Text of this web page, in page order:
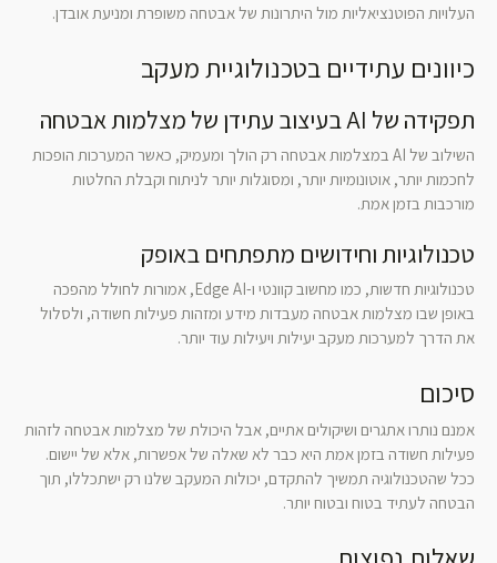
העלויות הפוטנציאליות מול היתרונות של אבטחה משופרת ומניעת אובדן.
כיוונים עתידיים בטכנולוגיית מעקב
תפקידה של AI בעיצוב עתידן של מצלמות אבטחה
השילוב של AI במצלמות אבטחה רק הולך ומעמיק, כאשר המערכות הופכות
לחכמות יותר, אוטונומיות יותר, ומסוגלות יותר לניתוח וקבלת החלטות
מורכבות בזמן אמת.
טכנולוגיות וחידושים מתפתחים באופק
טכנולוגיות חדשות, כמו מחשוב קוונטי ו-Edge AI, אמורות לחולל מהפכה
באופן שבו מצלמות אבטחה מעבדות מידע ומזהות פעילות חשודה, ולסלול
את הדרך למערכות מעקב יעילות ויעילות עוד יותר.
סיכום
אמנם נותרו אתגרים ושיקולים אתיים, אבל היכולת של מצלמות אבטחה לזהות
פעילות חשודה בזמן אמת היא כבר לא שאלה של אפשרות, אלא של יישום.
ככל שהטכנולוגיה תמשיך להתקדם, יכולות המעקב שלנו רק ישתכללו, תוך
הבטחה לעתיד בטוח ובטוח יותר.